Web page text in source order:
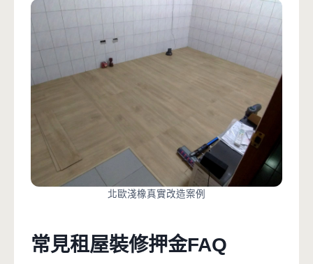
北歐淺橡真實改造案例
常見租屋裝修押金FAQ